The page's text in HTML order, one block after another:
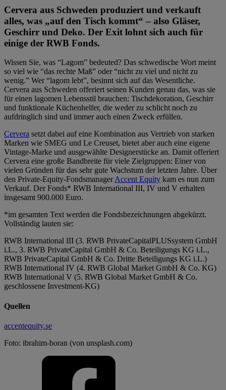
Cervera aus Schweden produziert und verkauft
alles, was „auf den Tisch kommt“ – also Gläser,
Geschirr und Deko. Der Exit lohnt sich auch für
einige der RWB Fonds.
Wissen Sie, was “Lagom” bedeuted? Das schwedische Wort meint
so viel wie “das rechte Maß” oder “nicht zu viel und nicht zu
wenig.” Wer “lagom lebt”, besinnt sich auf das Wesentliche.
Cervera aus Schweden offeriert seinen Kunden genau das, was sie
für einen lagomen Lebensstil brauchen: Tischdekoration, Geschirr
und funktionale Küchenhelfer, die weder zu schlicht noch zu
aufdringlich sind und immer auch einen Zweck erfüllen.
Cervera setzt dabei auf eine Kombination aus Vertrieb von starken
Marken wie SMEG und Le Creuset, bietet aber auch eine eigene
Vintage-Marke und ausgewählte Designerstücke an. Damit offeriert
Cervera eine große Bandbreite für viele Zielgruppen: Einer von
vielen Gründen für das sehr gute Wachstum der letzten Jahre. Über
den Private-Equity-FondsmanagerAccent Equity kam es nun zum
Verkauf. Der Fonds* RWB International III, IV und V erhalten
insgesamt 900.000 Euro.
*im gesamten Text werden die Fondsbezeichnungen abgekürzt.
Vollständig lauten sie:
RWB International III (3. RWB PrivateCapitalPLUSsystem GmbH
i.L., 3. RWB PrivateCapital GmbH & Co. Beteiligungs KG i.L.,
RWB PrivateCapital GmbH & Co. Dritte Beteiligungs KG i.L.)
RWB International IV (4. RWB Global Market GmbH & Co. KG)
RWB International V (5. RWB Global Market GmbH & Co.
geschlossene Investment-KG)
Quellen
accentequity.se
Foto: ibrahim-boran (von unsplash.com)